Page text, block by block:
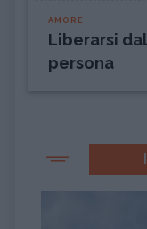
AMORE
Liberarsi
persona